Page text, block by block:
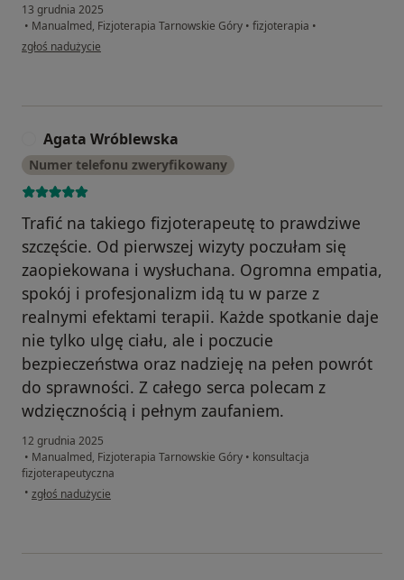
13 grudnia 2025
• Manualmed, Fizjoterapia Tarnowskie Góry • fizjoterapia •
w opinii użytkownika Kamila
zgłoś nadużycie
Agata Wróblewska
Numer telefonu zweryfikowany
Trafić na takiego fizjoterapeutę to prawdziwe
szczęście. Od pierwszej wizyty poczułam się
zaopiekowana i wysłuchana. Ogromna empatia,
spokój i profesjonalizm idą tu w parze z
realnymi efektami terapii. Każde spotkanie daje
nie tylko ulgę ciału, ale i poczucie
bezpieczeństwa oraz nadzieję na pełen powrót
do sprawności. Z całego serca polecam z
wdzięcznością i pełnym zaufaniem.
12 grudnia 2025
• Manualmed, Fizjoterapia Tarnowskie Góry • konsultacja
fizjoterapeutyczna
• w opinii użytkownika Agata Wróblewska
zgłoś nadużycie